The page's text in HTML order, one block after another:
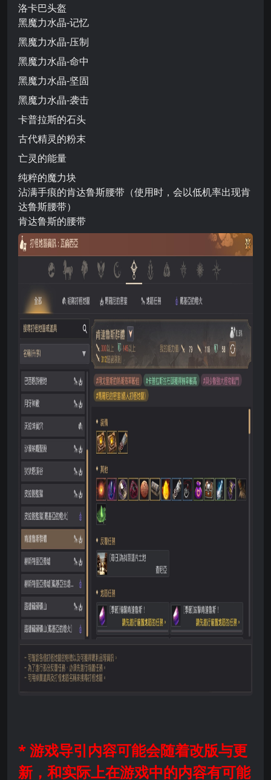
洛卡巴头盔
黑魔力水晶-记忆
黑魔力水晶-压制
黑魔力水晶-命中
黑魔力水晶-坚固
黑魔力水晶-袭击
卡普拉斯的石头
古代精灵的粉末
亡灵的能量
纯粹的魔力块
沾满手痕的肯达鲁斯腰带（使用时，会以低机率出现肯
达鲁斯腰带）
肯达鲁斯的腰带
* 游戏导引内容可能会随着改版与更
新，和实际上在游戏中的内容有可能